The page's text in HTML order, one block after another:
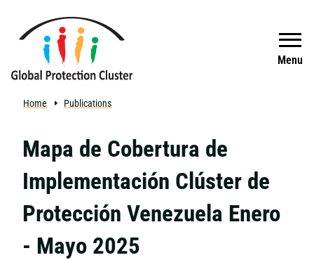
Menu
Search
Home Publications
Mapa de Cobertura de
Implementación Clúster de
Protección Venezuela Enero
- Mayo 2025